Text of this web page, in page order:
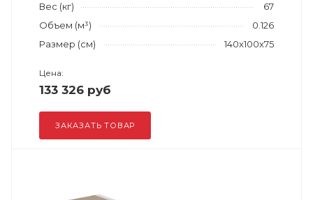
Вес (кг)
67
Объем (м³)
0.126
Размер (см)
140x100x75
Цена:
133 326 руб
ЗАКАЗАТЬ ТОВАР